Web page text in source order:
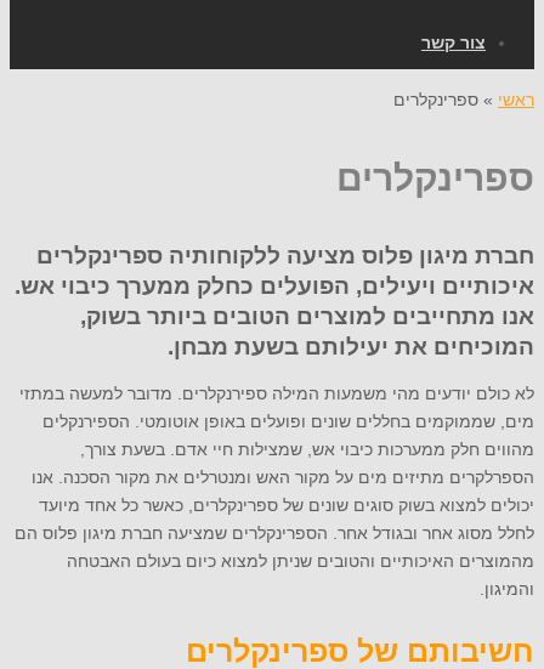
צור קשר
ראשי » ספרינקלרים
ספרינקלרים
חברת מיגון פלוס מציעה ללקוחותיה ספרינקלרים
איכותיים ויעילים, הפועלים כחלק ממערך כיבוי אש.
אנו מתחייבים למוצרים הטובים ביותר בשוק,
המוכיחים את יעילותם בשעת מבחן.
לא כולם יודעים מהי משמעות המילה ספירנקלרים. מדובר למעשה במתזי
מים, שממוקמים בחללים שונים ופועלים באופן אוטומטי. הספירנקלים
מהווים חלק ממערכות כיבוי אש, שמצילות חיי אדם. בשעת צורך,
הספרלקרים מתיזים מים על מקור האש ומנטרלים את מקור הסכנה. אנו
יכולים למצוא בשוק סוגים שונים של ספרינקלרים, כאשר כל אחד מיועד
לחלל מסוג אחר ובגודל אחר. הספרינקלרים שמציעה חברת מיגון פלוס הם
מהמוצרים האיכותיים והטובים שניתן למצוא כיום בעולם האבטחה
והמיגון.
חשיבותם של ספרינקלרים